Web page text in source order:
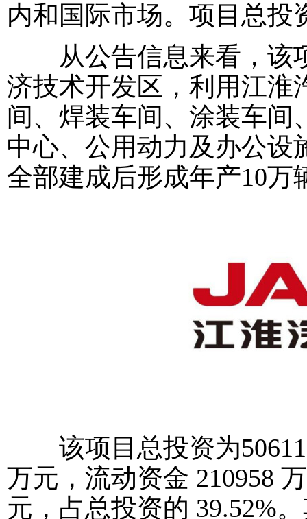
内和国际市场。项目总投
从公告信息来看，该
济技术开发区，利用江淮
间、焊装车间、涂装车间
中心、公用动力及办公设
全部建成后形成年产10
该项目总投资为
万元，流动资金 210958
元，占总投资的 39.52%